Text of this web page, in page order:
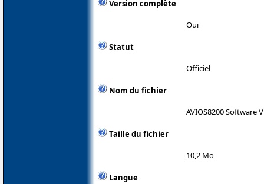
Version complète
Oui
Statut
Officiel
Nom du fichier
AVIOS8200 Software
Taille du fichier
10,2 Mo
Langue